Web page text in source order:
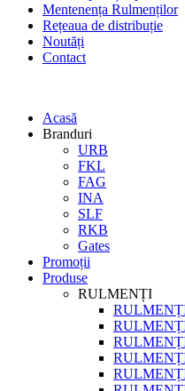
Mentenența Rulmenților
Rețeaua de distribuție
Noutăți
Contact
Acasă
Branduri
URB
FKL
FAG
INA
SLF
RKB
Gates
Promoții
Produse
RULMENȚI